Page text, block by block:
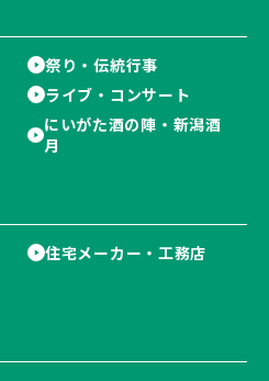
祭り・伝統行事
ライブ・コンサート
にいがた酒の陣・新潟酒
月
住宅メーカー・工務店